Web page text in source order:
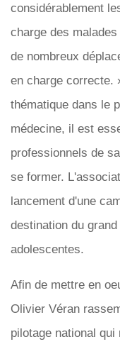
considérablement
charge des
de nombreux
en charge correcte.
thématique dans le
médecine, il est
professionnels de
se former.
lancement d'une
destination du
adolescentes.
Afin de mettre en
Olivier Véran
pilotage national